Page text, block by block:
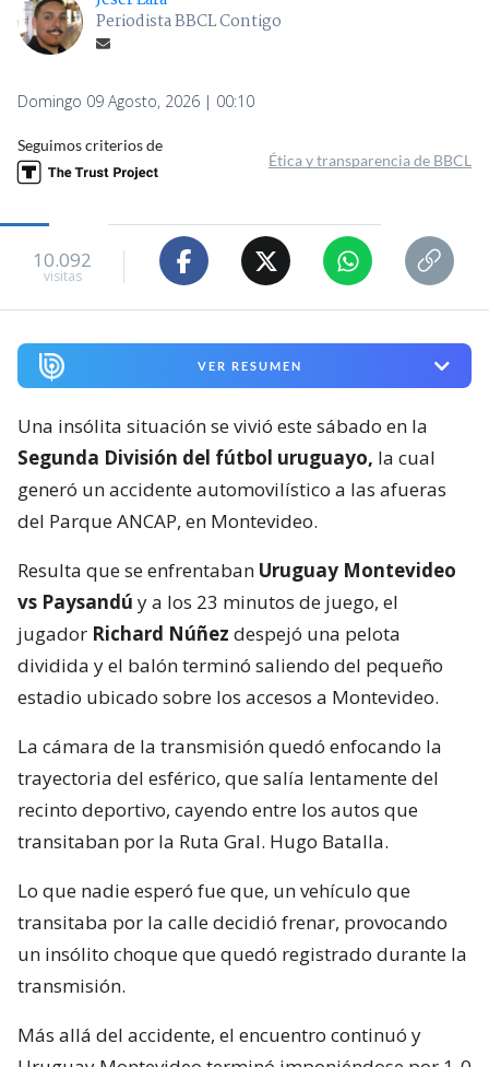
Periodista BBCL Contigo
Domingo 09 Agosto, 2026 | 00:10
Seguimos criterios de
Ética y transparencia de BBCL
10.092
visitas
VER RESUMEN
Una insólita situación se vivió este sábado en la
Segunda División del fútbol uruguayo, la cual
generó un accidente automovilístico a las afueras
del Parque ANCAP, en Montevideo.
Resulta que se enfrentaban Uruguay Montevideo
vs Paysandú y a los 23 minutos de juego, el
jugador Richard Núñez despejó una pelota
dividida y el balón terminó saliendo del pequeño
estadio ubicado sobre los accesos a Montevideo.
La cámara de la transmisión quedó enfocando la
trayectoria del esférico, que salía lentamente del
recinto deportivo, cayendo entre los autos que
transitaban por la Ruta Gral. Hugo Batalla.
Lo que nadie esperó fue que, un vehículo que
transitaba por la calle decidió frenar, provocando
un insólito choque que quedó registrado durante la
transmisión.
Más allá del accidente, el encuentro continuó y